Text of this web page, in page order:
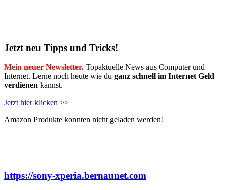
Jetzt neu Tipps und Tricks!
Mein neuer Newsletter. Topaktuelle News aus Computer und
Internet. Lerne noch heute wie du ganz schnell im Internet Geld
verdienen kannst.
Jetzt hier klicken >>
Amazon Produkte konnten nicht geladen werden!
https://sony-xperia.bernaunet.com